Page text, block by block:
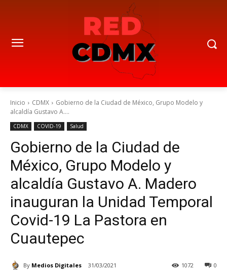
Inicio CDMX
Gobierno de la Ciudad de México, Grupo Modelo y
alcaldía Gustavo A....
CDMX COVID-19 Salud
Gobierno de la Ciudad de
México, Grupo Modelo y
alcaldía Gustavo A. Madero
inauguran la Unidad Temporal
Covid-19 La Pastora en
Cuautepec
By Medios Digitales 31/03/2021 0
1072